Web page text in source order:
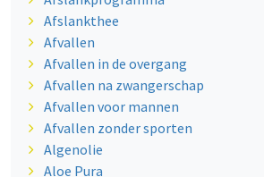
Afslankthee
Afvallen
Afvallen in de overgang
Afvallen na zwangerschap
Afvallen voor mannen
Afvallen zonder sporten
Algenolie
Aloe Pura